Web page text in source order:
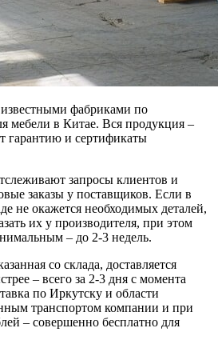
фабриками по
мебели в Китае. Вся продукция –
гарантию и сертификаты
запросы клиентов и
заказы у поставщиков. Если в
не окажется необходимых деталей,
их у производителя, при этом
– до 2-3 недель.
со склада, доставляется
– всего за 2-3 дня с момента
по Иркутску и области
транспортом компании и при
– совершенно бесплатно для